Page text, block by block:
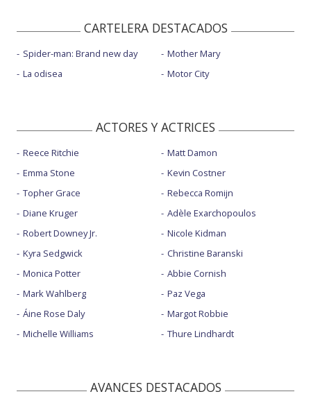
CARTELERA DESTACADOS
Spider-man: Brand new day
La odisea
Mother Mary
Motor City
ACTORES Y ACTRICES
Reece Ritchie
Emma Stone
Topher Grace
Diane Kruger
Robert Downey Jr.
Kyra Sedgwick
Monica Potter
Mark Wahlberg
Áine Rose Daly
Michelle Williams
Matt Damon
Kevin Costner
Rebecca Romijn
Adèle Exarchopoulos
Nicole Kidman
Christine Baranski
Abbie Cornish
Paz Vega
Margot Robbie
Thure Lindhardt
AVANCES DESTACADOS